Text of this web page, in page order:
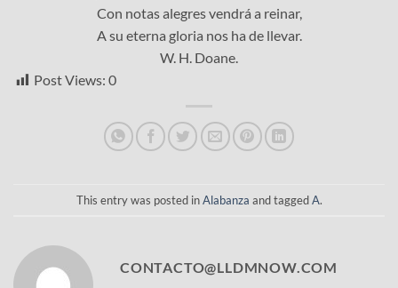
Con notas alegres vendrá a reinar,
A su eterna gloria nos ha de llevar.
W. H. Doane.
Post Views: 0
This entry was posted inAlabanza and taggedA.
CONTACTO@LLDMNOW.COM